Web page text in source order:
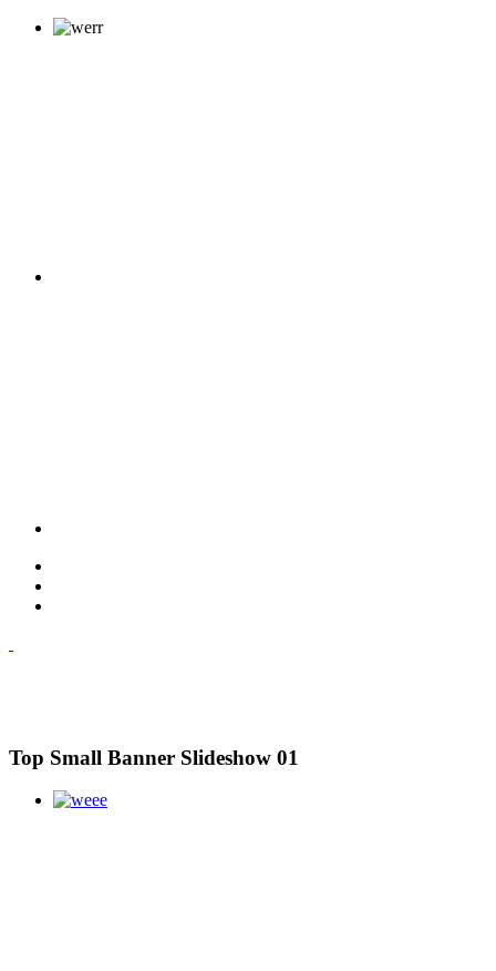
Top Small Banner Slideshow 01